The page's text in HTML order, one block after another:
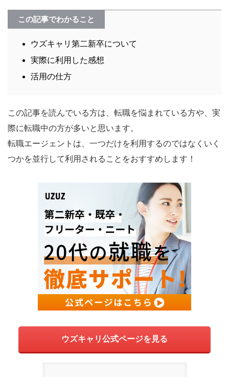
この記事でわかること
ウズキャリ第二新卒について
実際に利用した感想
活用の仕方
この記事を読んでいる方は、転職を悩まれている方や、実
際に転職中の方が多いと思います。
転職エージェントは、一つだけを利用するのではなくいく
つかを並行して利用されることをおすすめします！
ウズキャリ公式ページを見る